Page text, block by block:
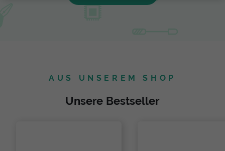
AUS UNSEREM SHOP
Unsere Bestseller